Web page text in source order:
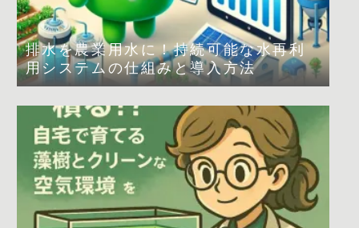
排水を農業用水に！持続可能な水再利
用システムの仕組みと導入方法